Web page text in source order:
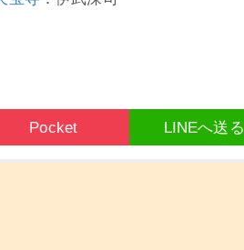
Pocket LINEへ送る